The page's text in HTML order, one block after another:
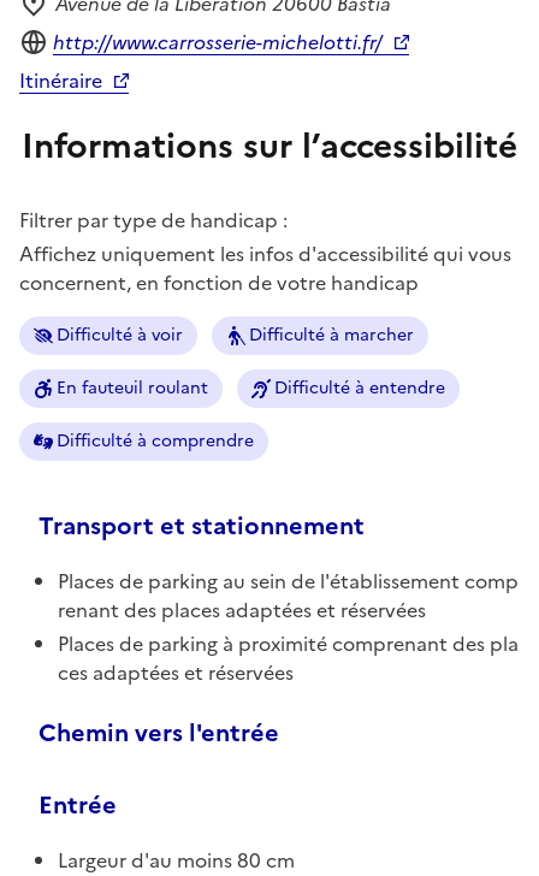
Adresse
Site internet
http://www.carrosserie-michelotti.fr/
Itinéraire
Informations sur l’accessibilité
Filtrer par type de handicap :
Affichez uniquement les infos d'accessibilité qui vous
concernent, en fonction de votre handicap
Difficulté à voir Difficulté à marcher
En fauteuil roulant Difficulté à entendre
Difficulté à comprendre
Transport et stationnement
Places de parking au sein de l'établissement comp
renant des places adaptées et réservées
Places de parking à proximité comprenant des pla
ces adaptées et réservées
Chemin vers l'entrée
Entrée
Largeur d'au moins 80 cm